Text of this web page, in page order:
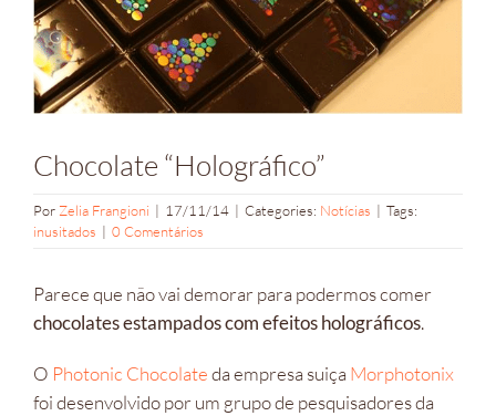
Chocolate “Holográfico”
PorZelia Frangioni | 17/11/14 | Categories: Notícias | Tags:
inusitados | 0 Comentários
Parece que não vai demorar para podermos comer
chocolates estampados com efeitos holográficos.
O Photonic Chocolateda empresa suiça Morphotonix
foi desenvolvido por um grupo de pesquisadores da